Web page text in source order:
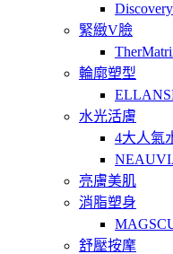
緊緻V臉
輪廓塑型
水光活膚
4大人氣
亮膚美肌
消脂塑身
舒壓按摩